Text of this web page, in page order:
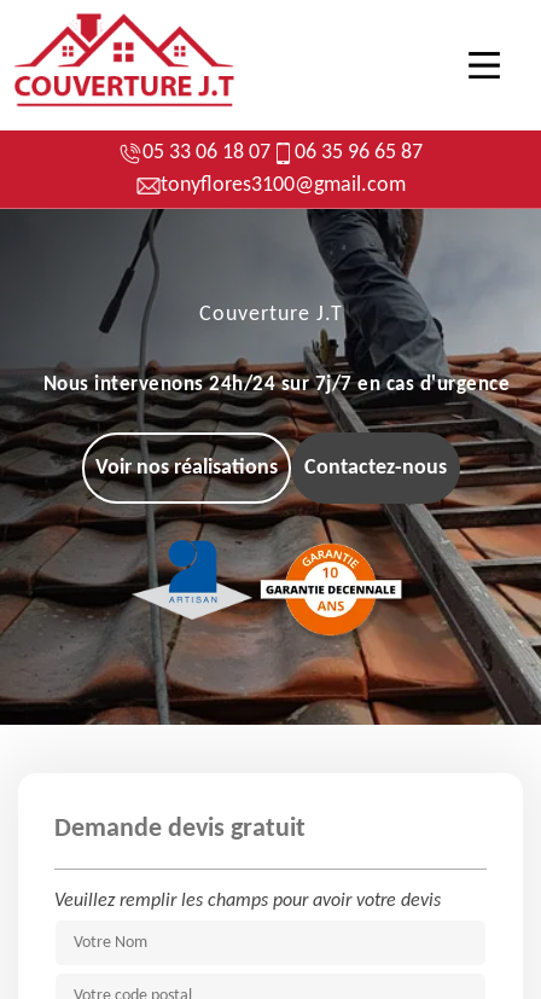
05 33 06 18 07
06 35 96 65 87
tonyflores3100@gmail.com
Couverture J.T
Nous intervenons 24h/24 sur 7j/7 en cas d'urgence
Voir nos réalisations Contactez-nous
Demande devis gratuit
Veuillez remplir les champs pour avoir votre devis